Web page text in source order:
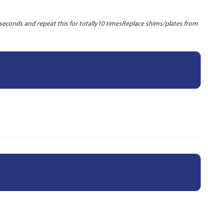
and repeat this for totally10 timesReplace shims/plates from